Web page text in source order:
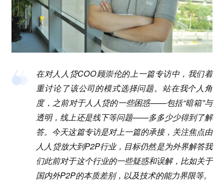
在对人人贷COO顾崇伦的上一篇专访中，我们着
重讨论了该公司的模式选择问题。站在我个人角
度，之前对于人人贷的一些困惑——包括“暗箱”与
透明，线上还是线下等问题——多多少少得到了解
答。今天这篇专访是对上一篇的承接，关注焦点由
人人贷放大到P2P行业，目标仍然是为外界解答我
们此前对于这个行业的一些疑惑和误解，比如关于
国内外P2P的本质差别，以及技术的能力界限等。